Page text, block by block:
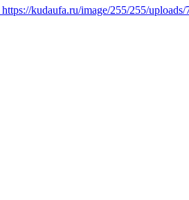
https://kudaufa.ru/image/255/255/